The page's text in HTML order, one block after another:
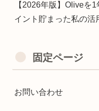
【2026年版】Oliveを
イント貯まった私の活
固定ページ
お問い合わせ